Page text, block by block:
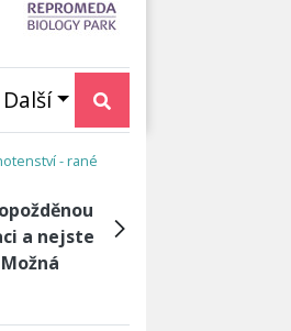
Další
III. trimestr - Vývoj plodu a
Třetí trimestr:
Poslední přípravy a
očekávání